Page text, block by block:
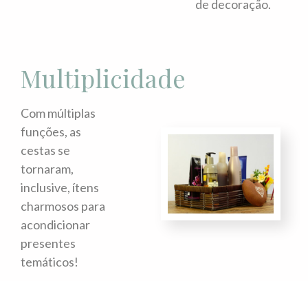
de decoração.
Multiplicidade
Com múltiplas
funções, as
cestas se
tornaram,
inclusive, ítens
charmosos para
acondicionar
presentes
temáticos!